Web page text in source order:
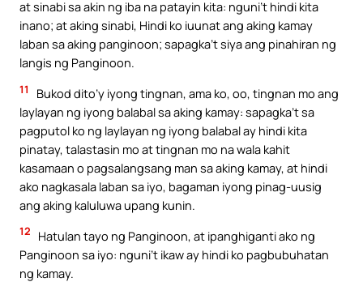
at sinabi sa akin ng iba na patayin kita: nguni’t hindi kita
inano; at aking sinabi, Hindi ko iuunat ang aking kamay
laban sa aking panginoon; sapagka’t siya ang pinahiran ng
langis ng Panginoon.
11
Bukod dito’y iyong tingnan, ama ko, oo, tingnan mo ang
laylayan ng iyong balabal sa aking kamay: sapagka’t sa
pagputol ko ng laylayan ng iyong balabal ay hindi kita
pinatay, talastasin mo at tingnan mo na wala kahit
kasamaan o pagsalangsang man sa aking kamay, at hindi
ako nagkasala laban sa iyo, bagaman iyong pinag-uusig
ang aking kaluluwa upang kunin.
12
Hatulan tayo ng Panginoon, at ipanghiganti ako ng
Panginoon sa iyo: nguni’t ikaw ay hindi ko pagbubuhatan
ng kamay.